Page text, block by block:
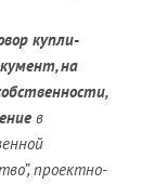
купли-
на
в
проектно-